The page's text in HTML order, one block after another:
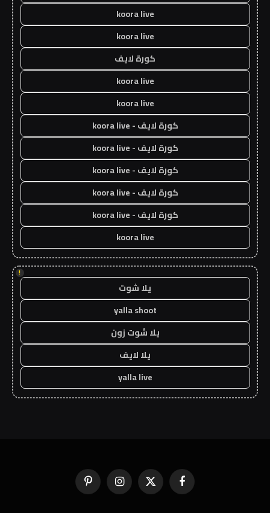
koora live
koora live
كورة لايف
koora live
koora live
كورة لايف - koora live
كورة لايف - koora live
كورة لايف - koora live
كورة لايف - koora live
كورة لايف - koora live
koora live
!
يلا شوت
yalla shoot
يلا شوت زون
يلا لايف
yalla live
فيسبوك X
(Twitter)
الانستغرامبينتيريست